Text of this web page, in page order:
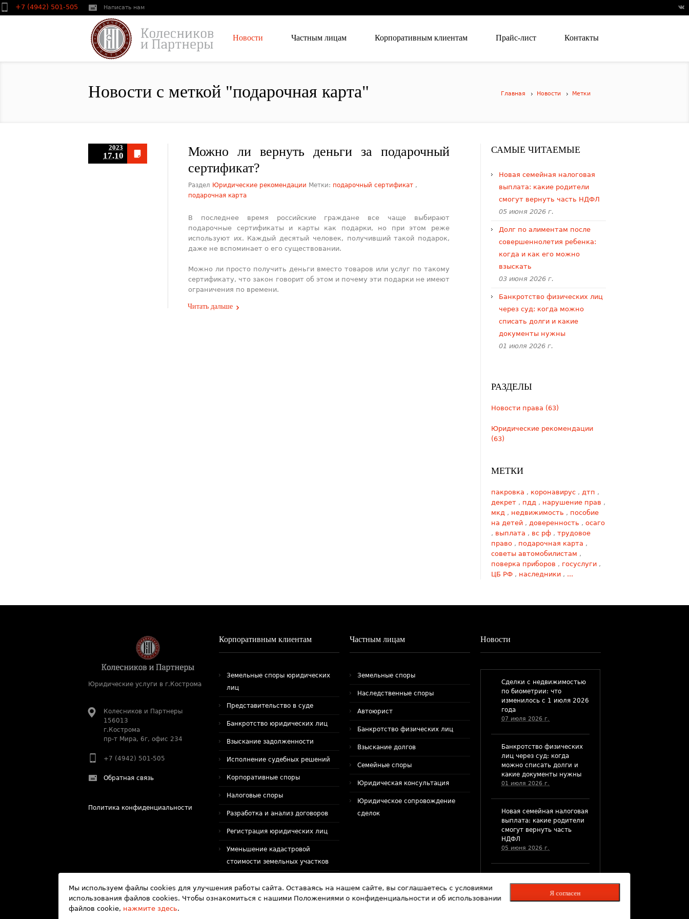
+7 (4942) 501-505 Написать нам
Новости Частным лицам Корпоративным клиентам Прайс-лист Контакты
Новости с меткой "подарочная карта" Главная Новости Метки
2023
17.10
Можно ли вернуть деньги за подарочный
сертификат?
Раздел Юридические рекомендации Метки: подарочный сертификат ,
подарочная карта
В последнее время российские граждане все чаще выбирают
подарочные сертификаты и карты как подарки, но при этом реже
используют их. Каждый десятый человек, получивший такой подарок,
даже не вспоминает о его существовании.
Можно ли просто получить деньги вместо товаров или услуг по такому
сертификату, что закон говорит об этом и почему эти подарки не имеют
ограничения по времени.
Читать дальше
САМЫЕ ЧИТАЕМЫЕ
​Новая семейная налоговая
выплата: какие родители
смогут вернуть часть НДФЛ
05 июня 2026 г.
Долг по алиментам после
совершеннолетия ребенка:
когда и как его можно
взыскать
03 июня 2026 г.
Банкротство физических лиц
через суд: когда можно
списать долги и какие
документы нужны
01 июля 2026 г.
РАЗДЕЛЫ
Новости права (63)
Юридические рекомендации
(63)
МЕТКИ
пакровка , коронавирус ,дтп ,
декрет , пдд , нарушение прав ,
мкд , недвижимость , пособие
на детей ,доверенность ,осаго
, выплата , вс рф ,трудовое
право , подарочная карта ,
советы автомобилистам ,
поверка приборов , госуслуги ,
ЦБ РФ , наследники , ...
Юридические услуги в г.Кострома
Колесников и Партнеры
156013
г.Кострома
пр-т Мира, 6г, офис 234
+7 (4942) 501-505
Обратная связь
Политика конфиденциальности
Корпоративным клиентам
Земельные споры юридических
лиц
Представительство в суде
Банкротство юридических лиц
Взыскание задолженности
Исполнение судебных решений
Корпоративные споры
Налоговые споры
Разработка и анализ договоров
Регистрация юридических лиц
Уменьшение кадастровой
стоимости земельных участков
организаций
Частным лицам
Земельные споры
Наследственные споры
Автоюрист
Банкротство физических лиц
Взыскание долгов
Семейные споры
Юридическая консультация
Юридическое сопровождение
сделок
Новости
​Сделки с недвижимостью
по биометрии: что
изменилось с 1 июля 2026
года
07 июля 2026 г.
Банкротство физических
лиц через суд: когда
можно списать долги и
какие документы нужны
01 июля 2026 г.
​Новая семейная налоговая
выплата: какие родители
смогут вернуть часть
НДФЛ
05 июня 2026 г.
совершеннолетия
ребенка: когда и как его
можно взыскать
Мы используем файлы cookies для улучшения работы сайта. Оставаясь на нашем сайте, вы соглашаетесь с условиями
использования файлов cookies. Чтобы ознакомиться с нашими Положениями о конфиденциальности и об использовании
файлов cookie, нажмите здесь.
Я согласен